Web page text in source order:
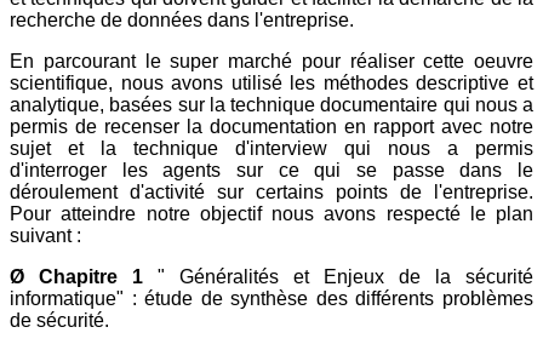
recherche de données dans l'entreprise.
En parcourant le super marché pour réaliser cette oeuvre
scientifique, nous avons utilisé les méthodes descriptive et
analytique, basées sur la technique documentaire qui nous a
permis de recenser la documentation en rapport avec notre
sujet et la technique d'interview qui nous a permis
d'interroger les agents sur ce qui se passe dans le
déroulement d'activité sur certains points de l'entreprise.
Pour atteindre notre objectif nous avons respecté le plan
suivant :
Ø Chapitre 1 " Généralités et Enjeux de la sécurité
informatique" : étude de synthèse des différents problèmes
de sécurité.